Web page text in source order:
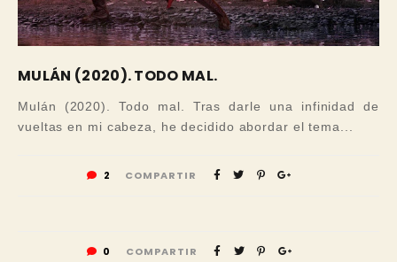
MULÁN (2020). TODO MAL.
Mulán (2020). Todo mal. Tras darle una infinidad de
vueltas en mi cabeza, he decidido abordar el tema...
2 COMPARTIR
0 COMPARTIR